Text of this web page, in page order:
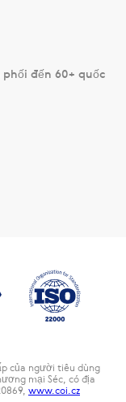
đến 60+ quốc
của người tiêu dùng
mại Séc, có địa
www.coi.cz